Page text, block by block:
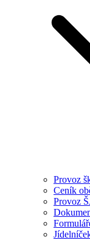
Provoz
Ceník
Provoz